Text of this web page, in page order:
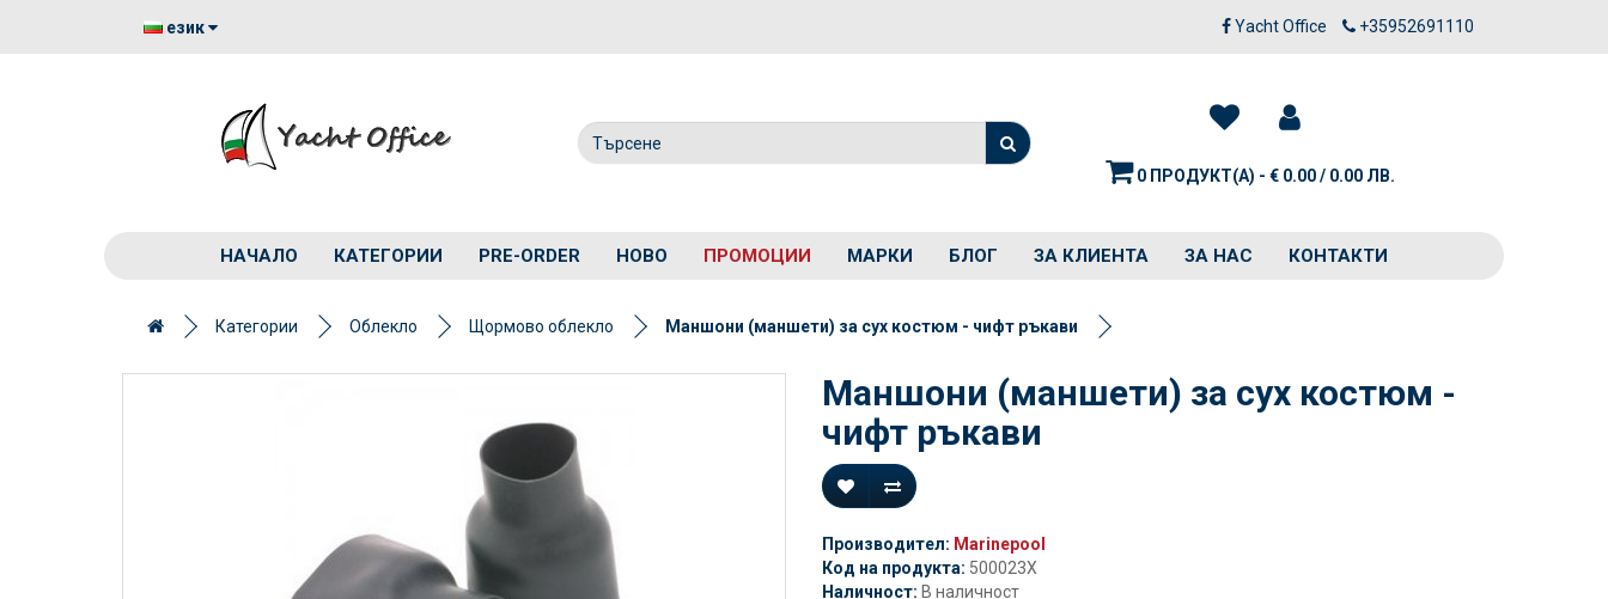
език Yacht Office +35952691110
0 ПРОДУКТ(А) - € 0.00 / 0.00 ЛВ.
НАЧАЛО КАТЕГОРИИ PRE-ORDER НОВО ПРОМОЦИИ МАРКИ БЛОГ ЗА КЛИЕНТА ЗА НАС КОНТАКТИ
Категории Облекло Щормово облекло Маншони (маншети) за сух костюм - чифт ръкави
Маншони (маншети) за сух костюм -
чифт ръкави
Производител: Marinepool
Код на продукта: 500023X
Наличност: В наличност